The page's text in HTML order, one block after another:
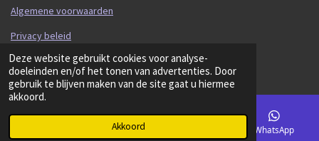
Deze website gebruikt cookies voor analyse-
doeleinden en/of het tonen van advertenties. Door
gebruik te blijven maken van de site gaat u hiermee
akkoord.
Akkoord
l
e
l
e
Algemene voorwaarden
Privacy beleid
Powered by JouwWeb
Kaart WhatsApp